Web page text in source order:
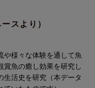
スより）
や様々な体験を通して魚
賞魚の癒し効果を研究し
生活史を研究（本データ